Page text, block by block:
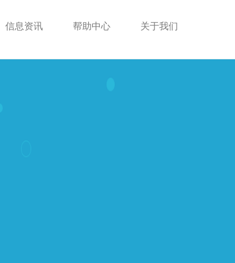
信息资讯 帮助中心 关于我们